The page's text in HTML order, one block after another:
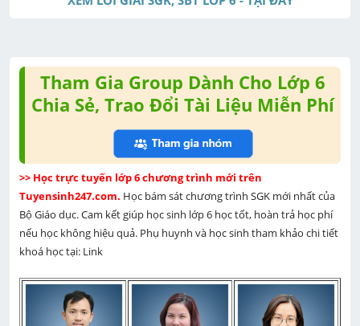
Tham Gia Group Dành Cho Lớp 6
Chia Sẻ, Trao Đổi Tài Liệu Miễn Phí
>> Học trực tuyến lớp 6 chương trình mới trên
Tuyensinh247.com. Học bám sát chương trình SGK mới nhất của
Bộ Giáo dục. Cam kết giúp học sinh lớp 6 học tốt, hoàn trả học phí
nếu học không hiệu quả. Phụ huynh và học sinh tham khảo chi tiết
khoá học tại: Link